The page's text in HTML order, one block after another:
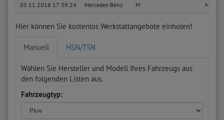
05.11.2018 17:39:24 Mercedes-Benz M ML
Hier können Sie kostenlos Werkstattangebote einholen!
Manuell HSN/TSN
Wählen Sie Hersteller und Modell Ihres Fahrzeugs aus
den folgenden Listen aus.
Fahrzeugtyp: